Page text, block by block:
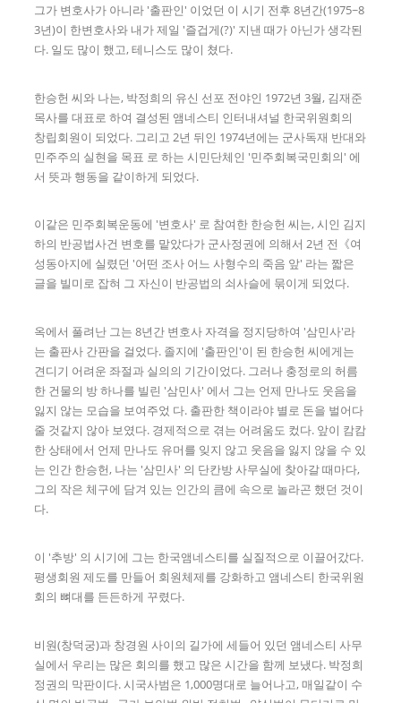
그가 변호사가 아니라 '출판인' 이었던 이 시기 전후 8년간(1975~8
3년)이 한변호사와 내가 제일 '즐겁게(?)' 지낸 때가 아닌가 생각된
다. 일도 많이 했고, 테니스도 많이 쳤다.
한승헌 씨와 나는, 박정희의 유신 선포 전야인 1972년 3월, 김재준
목사를 대표로 하여 결성된 앰네스티 인터내셔널 한국위원회의
창립회원이 되었다. 그리고 2년 뒤인 1974년에는 군사독재 반대와
민주주의 실현을 목표 로 하는 시민단체인 '민주회복국민회의' 에
서 뜻과 행동을 같이하게 되었다.
이같은 민주회복운동에 '변호사' 로 참여한 한승헌 씨는, 시인 김지
하의 반공법사건 변호를 맡았다가 군사정권에 의해서 2년 전《여
성동아지에 실렸던 '어떤 조사 어느 사형수의 죽음 앞' 라는 짧은
글을 빌미로 잡혀 그 자신이 반공법의 쇠사슬에 묶이게 되었다.
옥에서 풀려난 그는 8년간 변호사 자격을 정지당하여 '삼민사'라
는 출판사 간판을 걸었다. 졸지에 '출판인'이 된 한승헌 씨에게는
견디기 어려운 좌절과 실의의 기간이었다. 그러나 충정로의 허름
한 건물의 방 하나를 빌린 '삼민사' 에서 그는 언제 만나도 웃음을
잃지 않는 모습을 보여주었 다. 출판한 책이라야 별로 돈을 벌어다
줄 것같지 않아 보였다. 경제적으로 겪는 어려움도 컸다. 앞이 캄캄
한 상태에서 언제 만나도 유머를 잊지 않고 웃음을 잃지 않을 수 있
는 인간 한승헌, 나는 '삼민사' 의 단칸방 사무실에 찾아갈 때마다,
그의 작은 체구에 담겨 있는 인간의 큼에 속으로 놀라곤 했던 것이
다.
이 '추방' 의 시기에 그는 한국앰네스티를 실질적으로 이끌어갔다.
평생회원 제도를 만들어 회원체제를 강화하고 앰네스티 한국위원
회의 뼈대를 든든하게 꾸렸다.
비원(창덕궁)과 창경원 사이의 길가에 세들어 있던 앰네스티 사무
실에서 우리는 많은 회의를 했고 많은 시간을 함께 보냈다. 박정희
정권의 막판이다. 시국사범은 1,000명대로 늘어나고, 매일같이 수